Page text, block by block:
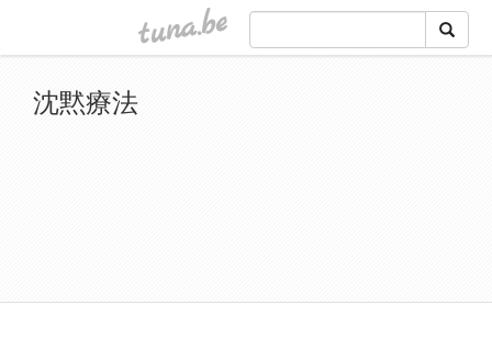
tuna.be
沈黙療法